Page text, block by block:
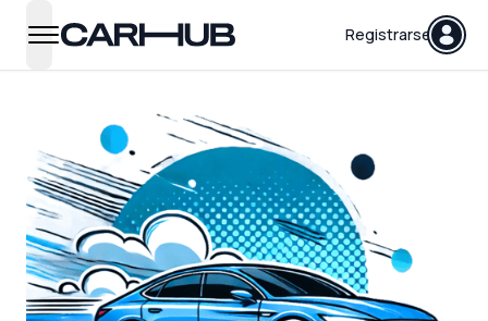
open navigation menu
Carhub Registrarse